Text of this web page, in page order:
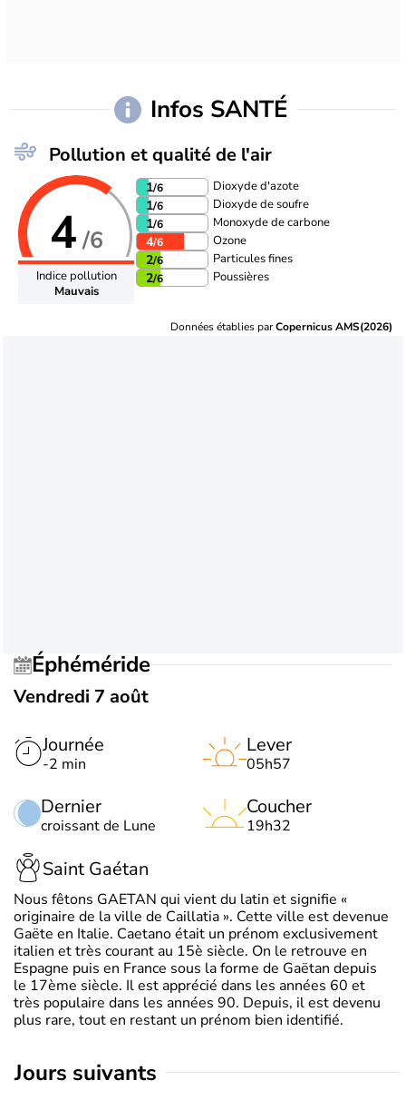
Infos SANTÉ
Pollution et qualité de l'air
4/6
Indice pollution
Mauvais
1/6 Dioxyde d'azote
1/6 Dioxyde de soufre
1/6 Monoxyde de carbone
4/6 Ozone
2/6 Particules fines
2/6 Poussières
Données établies parCopernicus AMS(2026)
Éphéméride
Vendredi 7 août
Journée
-2 min
Dernier
croissant de Lune
Lever
05h57
Coucher
19h32
Saint Gaétan
Nous fêtons GAETAN qui vient du latin et signifie «
originaire de la ville de Caillatia ». Cette ville est devenue
Gaëte en Italie. Caetano était un prénom exclusivement
italien et très courant au 15è siècle. On le retrouve en
Espagne puis en France sous la forme de Gaëtan depuis
le 17ème siècle. Il est apprécié dans les années 60 et
très populaire dans les années 90. Depuis, il est devenu
plus rare, tout en restant un prénom bien identifié.
jours suivants